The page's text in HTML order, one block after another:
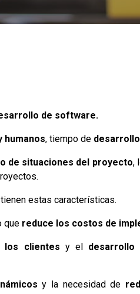
de software.
humanos, tiempo de desarrollo
de situaciones del proyecto,
estas características.
que reduce los costos de
los clientes y el
y la necesidad de